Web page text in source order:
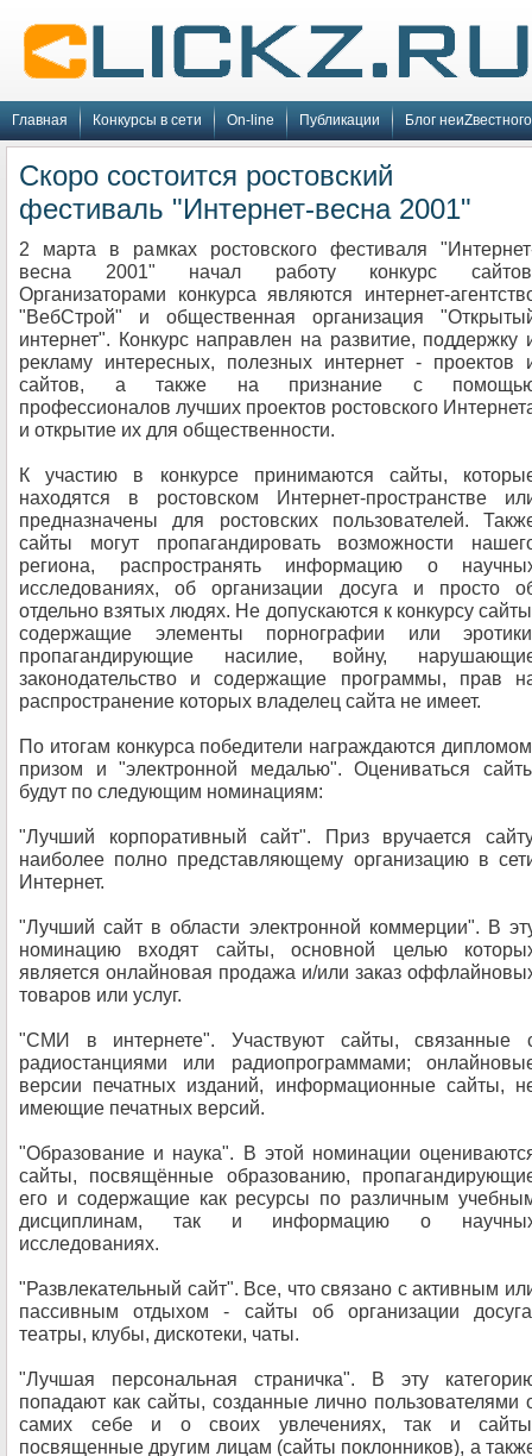
Главная Конкурсы в сети On-line Публикации Блог
Скоро состоится ростовский
фестиваль "Интернет-весна 2001"
2 марта в рамках ростовского фестиваля
весна 2001" начал работу конкурс
Организаторами конкурса являются интернет-
"ВебСтрой" и общественная организация
интернет". Конкурс направлен на развитие, поддержку
рекламу интересных, полезных интернет - проектов
сайтов, а также на признание с
профессионалов лучших проектов ростовского
и открытие их для общественности.
К участию в конкурсе принимаются сайты,
находятся в ростовском Интернет-пространстве
предназначены для ростовских пользователей.
сайты могут пропагандировать возможности
региона, распространять информацию о
исследованиях, об организации досуга и просто
отдельно взятых людях. Не допускаются к конкурсу
содержащие элементы порнографии или
пропагандирующие насилие, войну,
законодательство и содержащие программы, прав
распространение которых владелец сайта не имеет.
По итогам конкурса победители награждаются
призом и "электронной медалью". Оцениваться
будут по следующим номинациям:
"Лучший корпоративный сайт". Приз вручается
наиболее полно представляющему организацию в
Интернет.
"Лучший сайт в области электронной коммерции". В
номинацию входят сайты, основной целью
является онлайновая продажа и/или заказ
товаров или услуг.
"СМИ в интернете". Участвуют сайты, связанные
радиостанциями или радиопрограммами;
версии печатных изданий, информационные сайты,
имеющие печатных версий.
"Образование и наука". В этой номинации
сайты, посвящённые образованию,
его и содержащие как ресурсы по различным
дисциплинам, так и информацию о
исследованиях.
"Развлекательный сайт". Все, что связано с активным
пассивным отдыхом - сайты об организации
театры, клубы, дискотеки, чаты.
"Лучшая персональная страничка". В эту
попадают как сайты, созданные лично пользователями
самих себе и о своих увлечениях, так и
посвященные другим лицам (сайты поклонников), а